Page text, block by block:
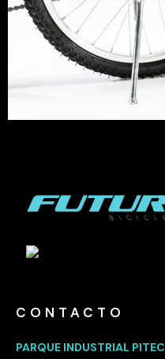
CONTACTO
PARQUE INDUSTRIAL PITEC